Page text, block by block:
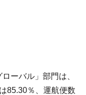
ーバル」部門は、
85.30％、運航便数